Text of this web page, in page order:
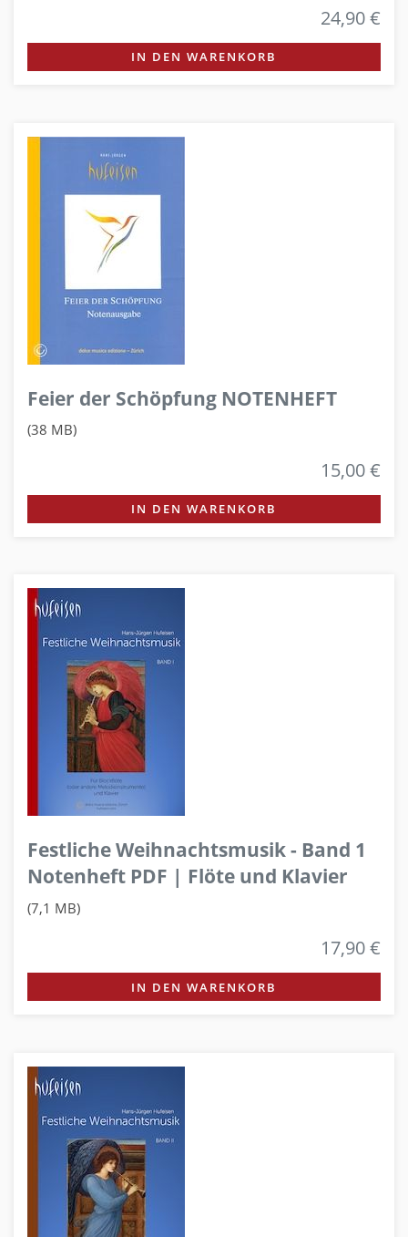
24,90 €
IN DEN WARENKORB
Feier der Schöpfung NOTENHEFT
(38 MB)
15,00 €
IN DEN WARENKORB
Festliche Weihnachtsmusik - Band 1
Notenheft PDF | Flöte und Klavier
(7,1 MB)
17,90 €
IN DEN WARENKORB